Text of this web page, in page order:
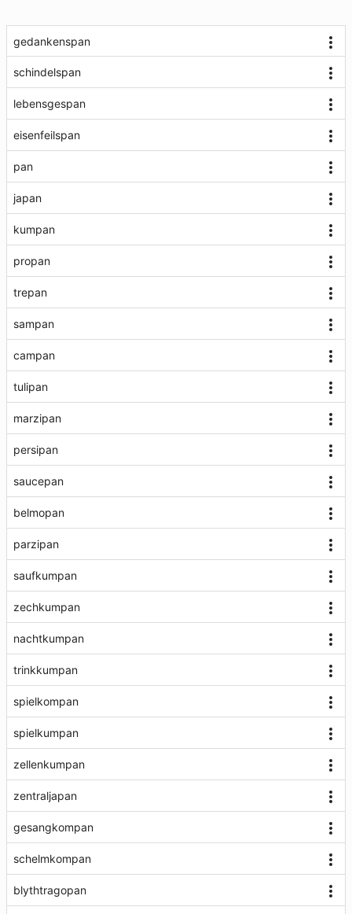
gedankenspan
schindelspan
lebensgespan
eisenfeilspan
pan
japan
kumpan
propan
trepan
sampan
campan
tulipan
marzipan
persipan
saucepan
belmopan
parzipan
saufkumpan
zechkumpan
nachtkumpan
trinkkumpan
spielkompan
spielkumpan
zellenkumpan
zentraljapan
gesangkompan
schelmkompan
blythtragopan